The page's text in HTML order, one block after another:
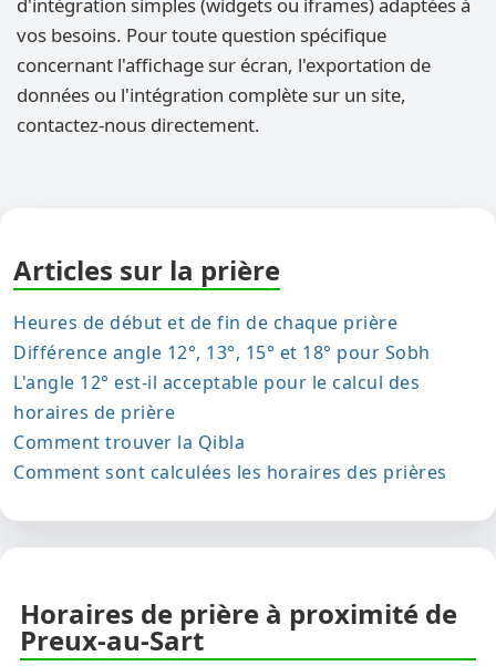
d'intégration simples (widgets ou iframes) adaptées à
vos besoins. Pour toute question spécifique
concernant l'affichage sur écran, l'exportation de
données ou l'intégration complète sur un site,
contactez-nous directement.
Articles sur la prière
Heures de début et de fin de chaque prière
Différence angle 12°, 13°, 15° et 18° pour Sobh
L'angle 12° est-il acceptable pour le calcul des
horaires de prière
Comment trouver la Qibla
Comment sont calculées les horaires des prières
Horaires de prière à proximité de
Preux-au-Sart